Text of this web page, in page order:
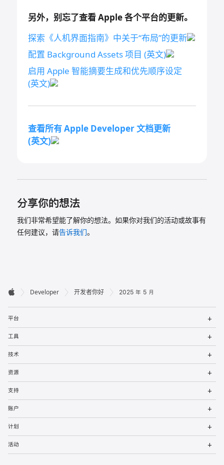
另外，别忘了查看 Apple 各个平台的更新。
探索《人机界面指南》中关于“布局”的更新
配置 Background Assets 项目(英文)
启用 Apple 智能摘要生成和优先顺序设定
(英文)
查看所有 Apple Developer 文档更新
(英文)
分享你的想法
我们非常希望能了解你的想法。如果你对我们的活动或故事有
任何建议，请告诉我们。
开
发
者
页
脚

Developer 开发者你好 2025 年 5 月
平台
菜
工具
菜
技术
菜
资源
菜
支持
菜
账户
菜
计划
菜
活动
菜